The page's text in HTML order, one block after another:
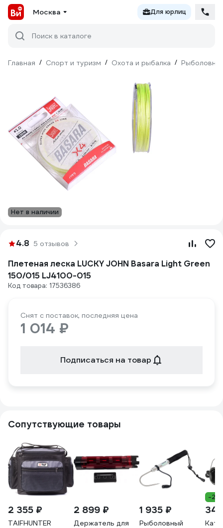
Москва Для юрлиц
Поиск в каталоге
Главная / Спорт и туризм / Охота и рыбалка /
Нет в наличии
4.8 5 отзывов
Плетеная леска LUCKY JOHN Basara Light Green
150/015 LJ4100-015
Код товара: 17536386
Снят с поставок, последняя цена
1 014 ₽
Подписаться на товар
Сопутствующие товары
2 355 ₽
TAIFHUNTER
2 899 ₽
Держатель для
1 935 ₽
Рыболовный
-